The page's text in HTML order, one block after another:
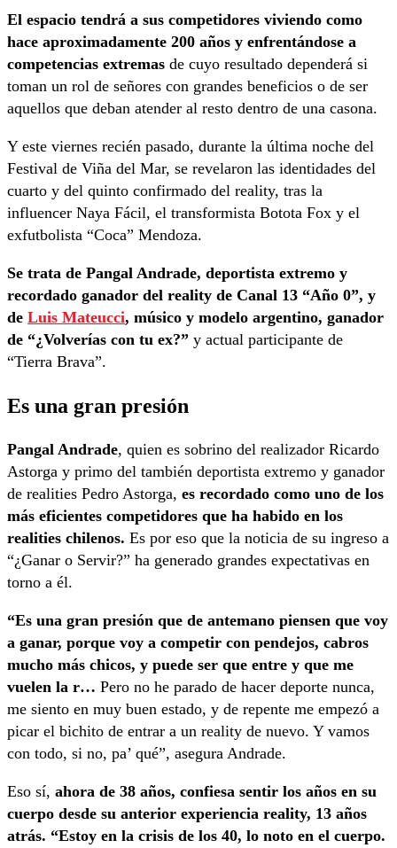
El espacio tendrá a sus competidores viviendo como
hace aproximadamente 200 años y enfrentándose a
competencias extremas de cuyo resultado dependerá si
toman un rol de señores con grandes beneficios o de ser
aquellos que deban atender al resto dentro de una casona.
Y este viernes recién pasado, durante la última noche del
Festival de Viña del Mar, se revelaron las identidades del
cuarto y del quinto confirmado del reality, tras la
influencer Naya Fácil, el transformista Botota Fox y el
exfutbolista “Coca” Mendoza.
Se trata de Pangal Andrade, deportista extremo y
recordado ganador del reality de Canal 13 “Año 0”, y
de Luis Mateucci, músico y modelo argentino, ganador
de “¿Volverías con tu ex?” y actual participante de
“Tierra Brava”.
Es una gran presión
Pangal Andrade, quien es sobrino del realizador Ricardo
Astorga y primo del también deportista extremo y ganador
de realities Pedro Astorga, es recordado como uno de los
más eficientes competidores que ha habido en los
realities chilenos. Es por eso que la noticia de su ingreso a
“¿Ganar o Servir?” ha generado grandes expectativas en
torno a él.
“Es una gran presión que de antemano piensen que voy
a ganar, porque voy a competir con pendejos, cabros
mucho más chicos, y puede ser que entre y que me
vuelen la r… Pero no he parado de hacer deporte nunca,
me siento en muy buen estado, y de repente me empezó a
picar el bichito de entrar a un reality de nuevo. Y vamos
con todo, si no, pa’ qué”, asegura Andrade.
Eso sí, ahora de 38 años, confiesa sentir los años en su
cuerpo desde su anterior experiencia reality, 13 años
atrás. “Estoy en la crisis de los 40, lo noto en el cuerpo.